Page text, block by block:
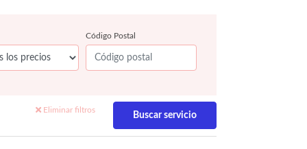
Código Postal
Eliminar filtros